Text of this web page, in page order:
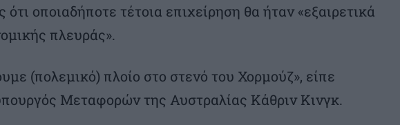
ότι οποιαδήποτε τέτοια επιχείρηση θα ήταν «εξαιρετικά
πλευράς».
(πολεμικό) πλοίο στο στενό του Χορμούζ», είπε
Μεταφορών της Αυστραλίας Κάθριν Κινγκ.